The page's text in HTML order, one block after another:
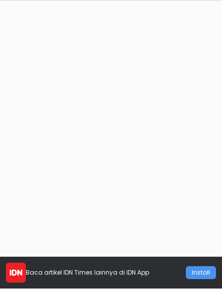
Baca artikel IDN Times lainnya di IDN App Install